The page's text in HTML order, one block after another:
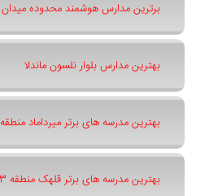
برترین مدارس هوشمند محدوده میدان
بهترین مدارس بلوار نلسون ماندلا
بهترین مدرسه های برتر میرداماد منطقه 3
بهترین مدرسه های برتر قلهک منطقه 3